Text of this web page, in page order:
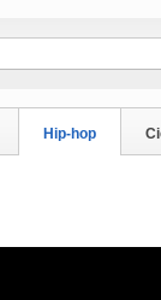
Hip-hop